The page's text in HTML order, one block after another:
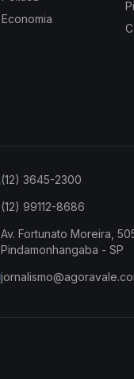
Economia
(12) 3645-2300
(12) 99112-8686
Av. Fortunato Moreira,
Pindamonhangaba - SP